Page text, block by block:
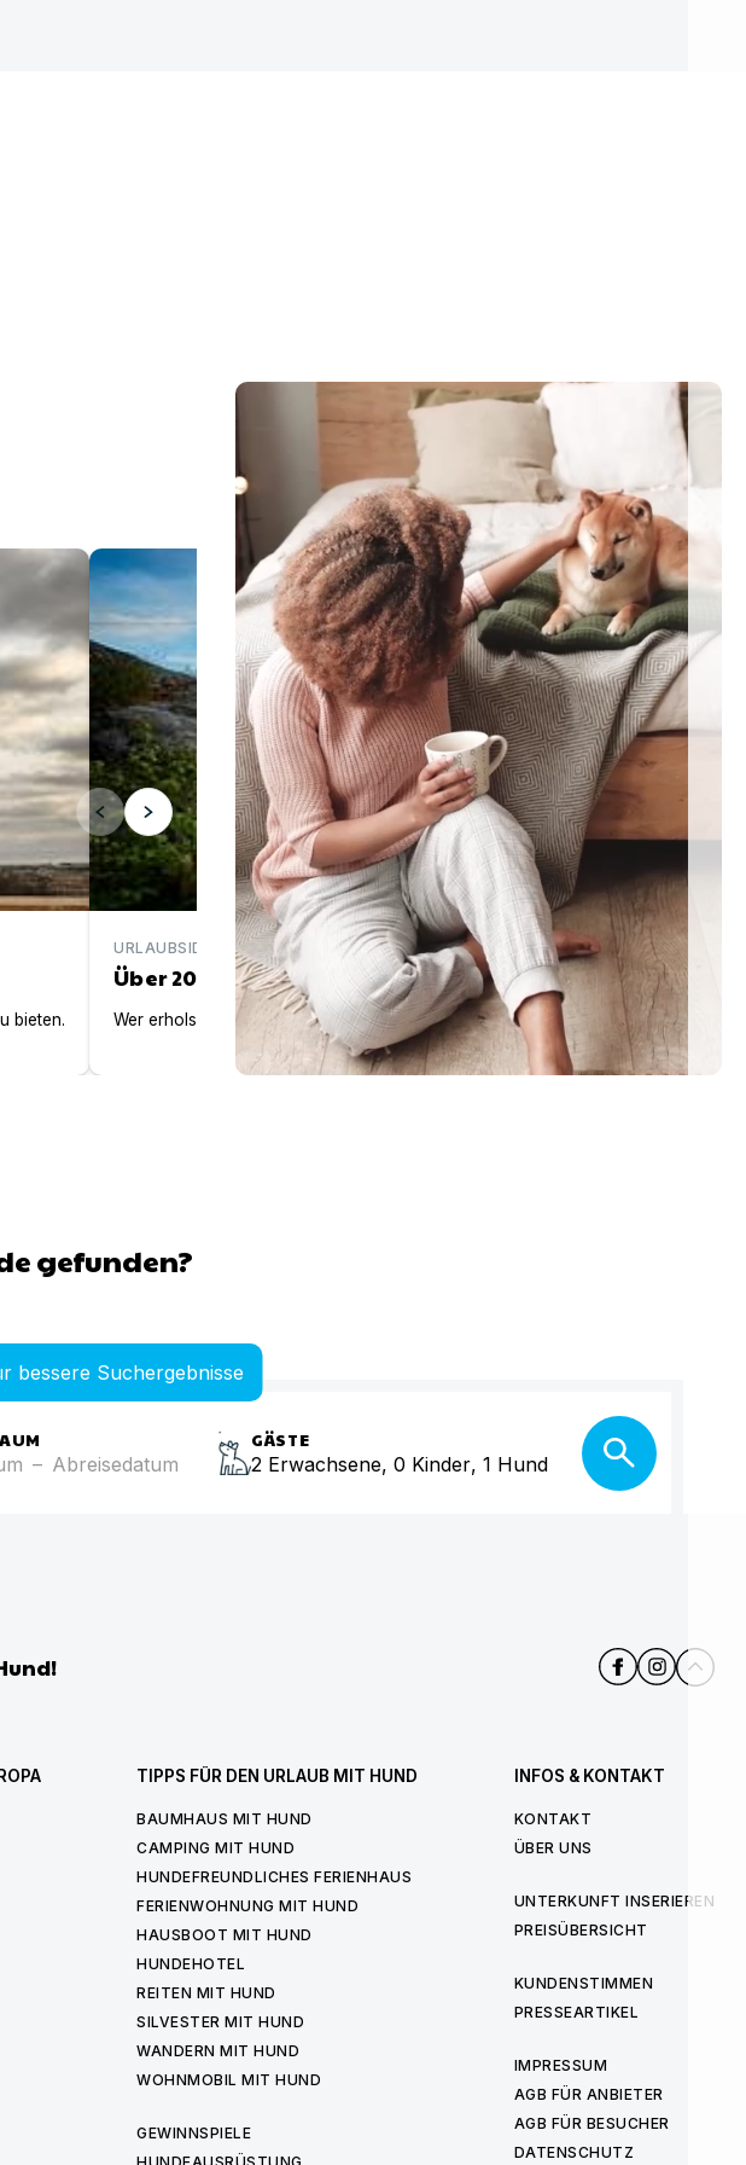
bieten.
Über 200 eingezäunte Ferienhäuser: Für den perfekten Urlaub mit
URLAUBSIDEEN MIT HUND
Über 200 eingezäunte Ferienhäuser: Für den perfekten
Wer erholsame Urlaubstage mit Hund plant, findet auf top-hundeurlaub.de eine
gefunden?
bessere Suchergebnisse
– Abreisedatum
GÄSTE
2 Erwachsene, 0 Kinder, 1 Hund
TIPPS FÜR DEN URLAUB MIT HUND
BAUMHAUS MIT HUND
CAMPING MIT HUND
HUNDEFREUNDLICHES FERIENHAUS
FERIENWOHNUNG MIT HUND
HAUSBOOT MIT HUND
HUNDEHOTEL
REITEN MIT HUND
SILVESTER MIT HUND
WANDERN MIT HUND
WOHNMOBIL MIT HUND
GEWINNSPIELE
INFOS & KONTAKT
KONTAKT
ÜBER UNS
UNTERKUNFT INSERIEREN
PREISÜBERSICHT
KUNDENSTIMMEN
PRESSEARTIKEL
IMPRESSUM
AGB FÜR ANBIETER
AGB FÜR BESUCHER
DATENSCHUTZ